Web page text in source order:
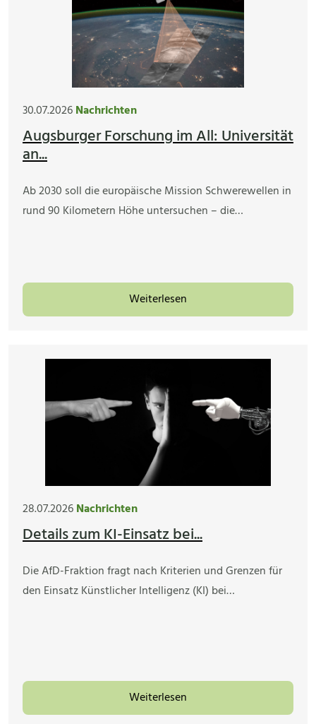
30.07.2026Nachrichten
Augsburger Forschung im All: Universität
an...
Ab 2030 soll die europäische Mission Schwerewellen in
rund 90 Kilometern Höhe untersuchen – die…
Weiterlesen
28.07.2026Nachrichten
Details zum KI-Einsatz bei...
Die AfD-Fraktion fragt nach Kriterien und Grenzen für
den Einsatz Künstlicher Intelligenz (KI) bei…
Weiterlesen